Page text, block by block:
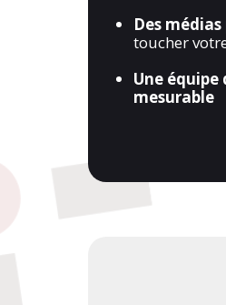
Des
toucher
Une
mesurable